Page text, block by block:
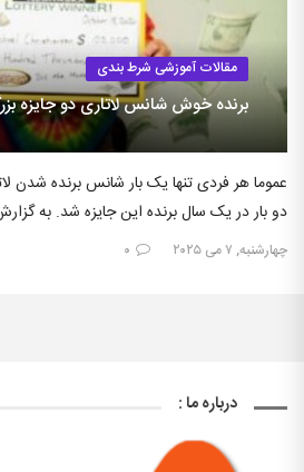
مقالات آموزشی شرط بندی
برنده خوش شانس لاتاری دو جایزه
عموما هر فردی تنها یک بار شانس برنده شدن
دو بار در یک سال برنده این جایزه شد. به
چهارشنبه, ۷ می ۲۰۲۵ ۰
درباره ما :